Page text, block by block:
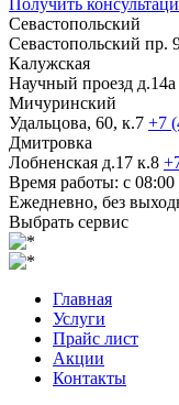
Получить
Севастопольский
Севастопольский пр.
Калужская
Научный проезд д.14а
Мичуринский
Удальцова, 60, к.7 +7
Дмитровка
Лобненская д.17 к.8
Время работы: с 08:00
Ежедневно, без
Выбрать сервис
Главная
Услуги
Прайс лист
Акции
Контакты